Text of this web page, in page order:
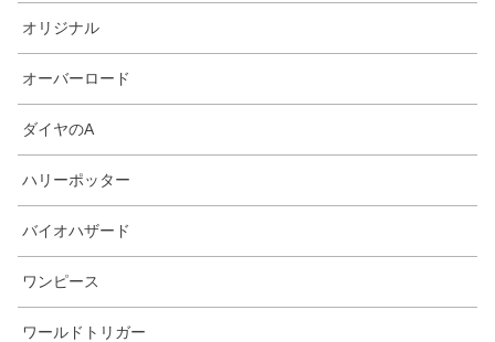
オリジナル
オーバーロード
ダイヤのA
ハリーポッター
バイオハザード
ワンピース
ワールドトリガー